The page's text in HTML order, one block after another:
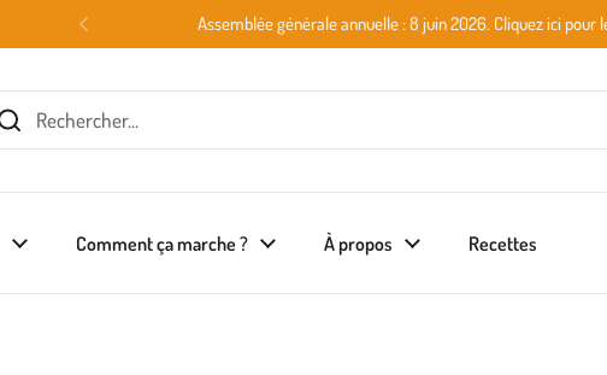
Assemblée générale annuelle : 8 juin 2026. Cliquez ici pour
Comment ça marche ? À propos Recettes